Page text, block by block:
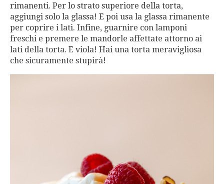
rimanenti. Per lo strato superiore della torta,
aggiungi solo la glassa! E poi usa la glassa rimanente
per coprire i lati. Infine, guarnire con lamponi
freschi e premere le mandorle affettate attorno ai
lati della torta. E viola! Hai una torta meravigliosa
che sicuramente stupirà!